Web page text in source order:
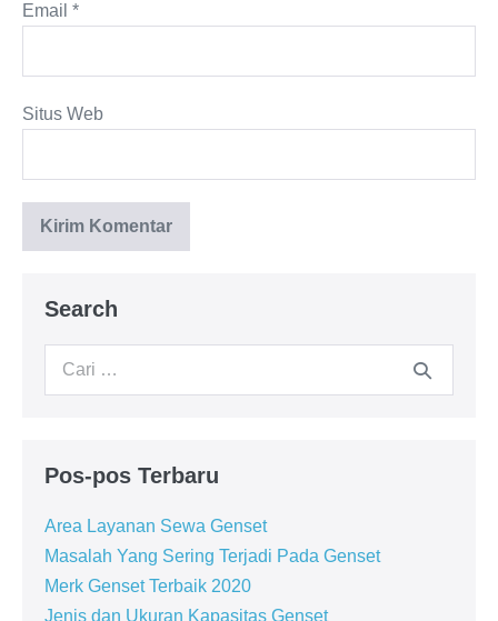
Email *
Situs Web
Search
Pos-pos Terbaru
Area Layanan Sewa Genset
Masalah Yang Sering Terjadi Pada Genset
Merk Genset Terbaik 2020
Jenis dan Ukuran Kapasitas Genset